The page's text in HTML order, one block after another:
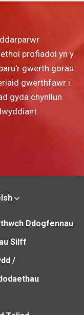
profiadol yn y
gwerth gorau
gwerthfawr i
gyda chynllun
Ddogfennau
Silff
/